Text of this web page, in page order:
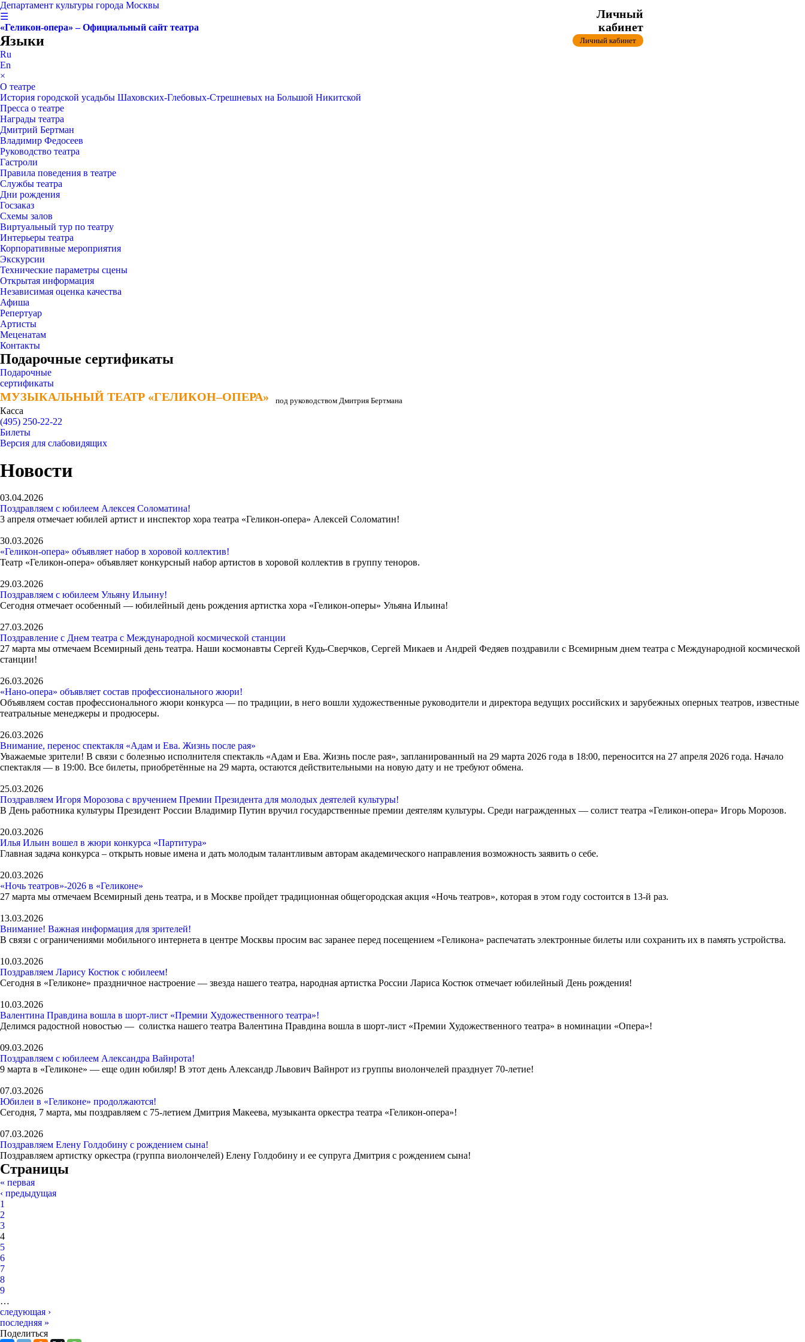
Департамент культуры города Москвы
☰
«Геликон-опера» – Официальный сайт театра
Языки
Ru
En
×
О театре
История городской усадьбы Шаховских-Глебовых-Стрешневых на Большой Никитской
Пресса о театре
Награды театра
Дмитрий Бертман
Владимир Федосеев
Руководство театра
Гастроли
Правила поведения в театре
Службы театра
Дни рождения
Госзаказ
Схемы залов
Виртуальный тур по театру
Интерьеры театра
Корпоративные мероприятия
Экскурсии
Технические параметры сцены
Открытая информация
Независимая оценка качества
Афиша
Репертуар
Артисты
Меценатам
Контакты
Подарочные сертификаты
Подарочные
сертификаты
МУЗЫКАЛЬНЫЙ ТЕАТР «ГЕЛИКОН–ОПЕРА»
МУЗЫКАЛЬНЫЙ ТЕАТР «ГЕЛИКОН–ОПЕРА» под руководством Дмитрия Бертмана
Касса
(495) 250-22-22
Личный
кабинет
Личный кабинет
Билеты
Версия для слабовидящих
Новости
03.04.2026
Поздравляем с юбилеем Алексея Соломатина!
3 апреля отмечает юбилей артист и инспектор хора театра «Геликон-опера» Алексей Соломатин!
30.03.2026
«Геликон-опера» объявляет набор в хоровой коллектив!
Театр «Геликон-опера» объявляет конкурсный набор артистов в хоровой коллектив в группу теноров.
29.03.2026
Поздравляем с юбилеем Ульяну Ильину!
Сегодня отмечает особенный — юбилейный день рождения артистка хора «Геликон-оперы» Ульяна Ильина!
27.03.2026
Поздравление с Днем театра с Международной космической станции
27 марта мы отмечаем Всемирный день театра. Наши космонавты Сергей Кудь-Сверчков, Сергей Микаев и Андрей Федяев поздравили с Всемирным днем театра с Международной космической
станции!
26.03.2026
«Нано-опера» объявляет состав профессионального жюри!
Объявляем состав профессионального жюри конкурса — по традиции, в него вошли художественные руководители и директора ведущих российских и зарубежных оперных театров, известные
театральные менеджеры и продюсеры.
26.03.2026
Внимание, перенос спектакля «Адам и Ева. Жизнь после рая»
Уважаемые зрители! В связи с болезнью исполнителя спектакль «Адам и Ева. Жизнь после рая», запланированный на 29 марта 2026 года в 18:00, переносится на 27 апреля 2026 года. Начало
спектакля — в 19:00. Все билеты, приобретённые на 29 марта, остаются действительными на новую дату и не требуют обмена.
25.03.2026
Поздравляем Игоря Морозова с вручением Премии Президента для молодых деятелей культуры!
В День работника культуры Президент России Владимир Путин вручил государственные премии деятелям культуры. Среди награжденных — солист театра «Геликон-опера» Игорь Морозов.
20.03.2026
Илья Ильин вошел в жюри конкурса «Партитура»
Главная задача конкурса – открыть новые имена и дать молодым талантливым авторам академического направления возможность заявить о себе.
20.03.2026
«Ночь театров»-2026 в «Геликоне»
27 марта мы отмечаем Всемирный день театра, и в Москве пройдет традиционная общегородская акция «Ночь театров», которая в этом году состоится в 13-й раз.
13.03.2026
Внимание! Важная информация для зрителей!
В связи с ограничениями мобильного интернета в центре Москвы просим вас заранее перед посещением «Геликона» распечатать электронные билеты или сохранить их в память устройства.
10.03.2026
Поздравляем Ларису Костюк с юбилеем!
Сегодня в «Геликоне» праздничное настроение — звезда нашего театра, народная артистка России Лариса Костюк отмечает юбилейный День рождения!
10.03.2026
Валентина Правдина вошла в шорт-лист «Премии Художественного театра»!
Делимся радостной новостью — солистка нашего театра Валентина Правдина вошла в шорт-лист «Премии Художественного театра» в номинации «Опера»!
09.03.2026
Поздравляем с юбилеем Александра Вайнрота!
9 марта в «Геликоне» — еще один юбиляр! В этот день Александр Львович Вайнрот из группы виолончелей празднует 70-летие!
07.03.2026
Юбилеи в «Геликоне» продолжаются!
Сегодня, 7 марта, мы поздравляем с 75-летием Дмитрия Макеева, музыканта оркестра театра «Геликон-опера»!
07.03.2026
Поздравляем Елену Голдобину с рождением сына!
Поздравляем артистку оркестра (группа виолончелей) Елену Голдобину и ее супруга Дмитрия с рождением сына!
Страницы
« первая
‹ предыдущая
1
2
3
4
5
6
7
8
9
…
следующая ›
последняя »
Поделиться